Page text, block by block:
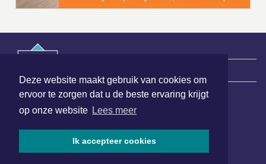
Deze website maakt gebruik van cookies om
ervoor te zorgen dat u de beste ervaring krijgt
op onze website Lees meer
Ik accepteer cookies
Hoofdvestiging:
1701 BZ Heerhugowaard